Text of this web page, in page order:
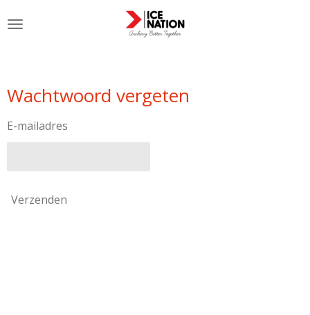
direct
Wachtwoord vergeten
E-mailadres
Verzenden